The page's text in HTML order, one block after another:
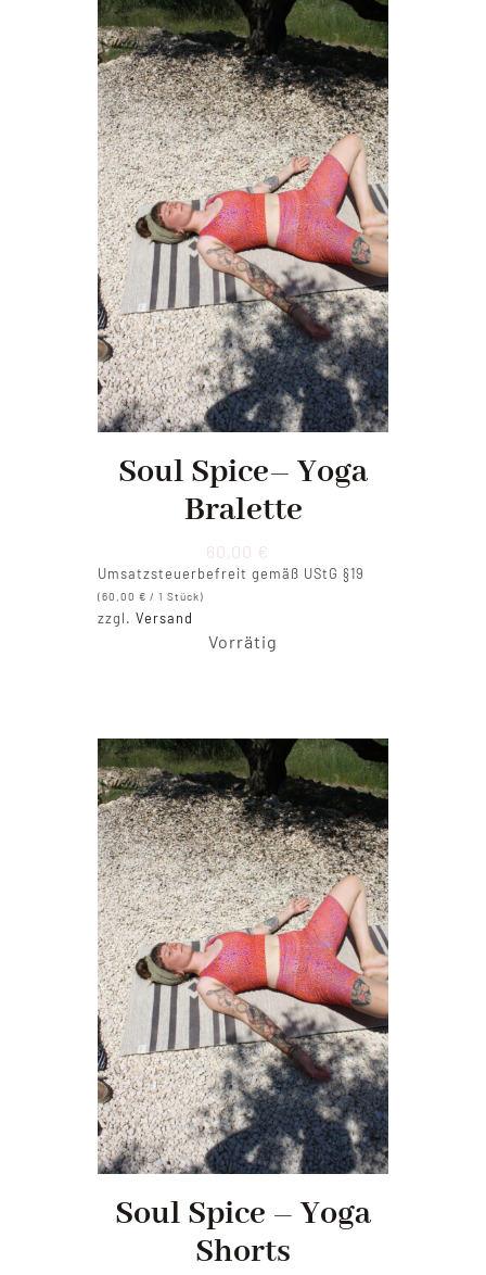
Soul Spice– Yoga
Bralette
60,00 €
Umsatzsteuerbefreit gemäß UStG §19
(60,00€ / 1 Stück)
zzgl.Versand
Vorrätig
Soul Spice – Yoga
Shorts